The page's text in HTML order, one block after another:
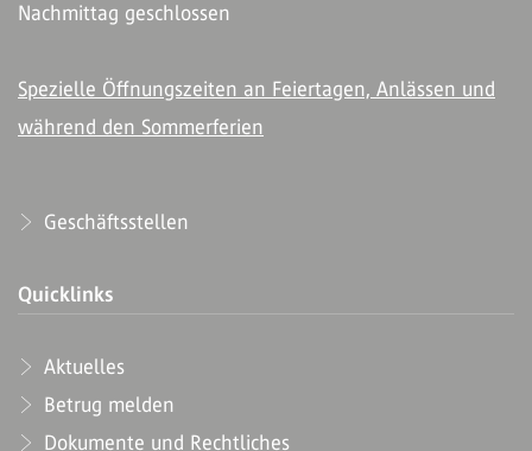
Nachmittag geschlossen
Spezielle Öffnungszeiten an Feiertagen, Anlässen und
während den Sommerferien
Geschäftsstellen
Quicklinks
Aktuelles
Betrug melden
Dokumente und Rechtliches